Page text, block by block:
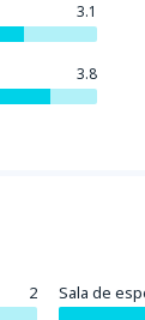
3.1
3.8
2 Sala de